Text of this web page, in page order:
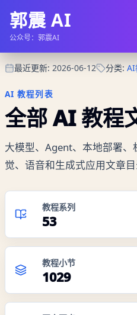
郭震 AI
公众号：郭震AI
最近更新: 2026-06-12 分类: AI
AI 教程列表
全部 AI 教程
大模型、Agent、本地部署
觉、语音和生成式应用文章目
教程系列
53
教程小节
1029